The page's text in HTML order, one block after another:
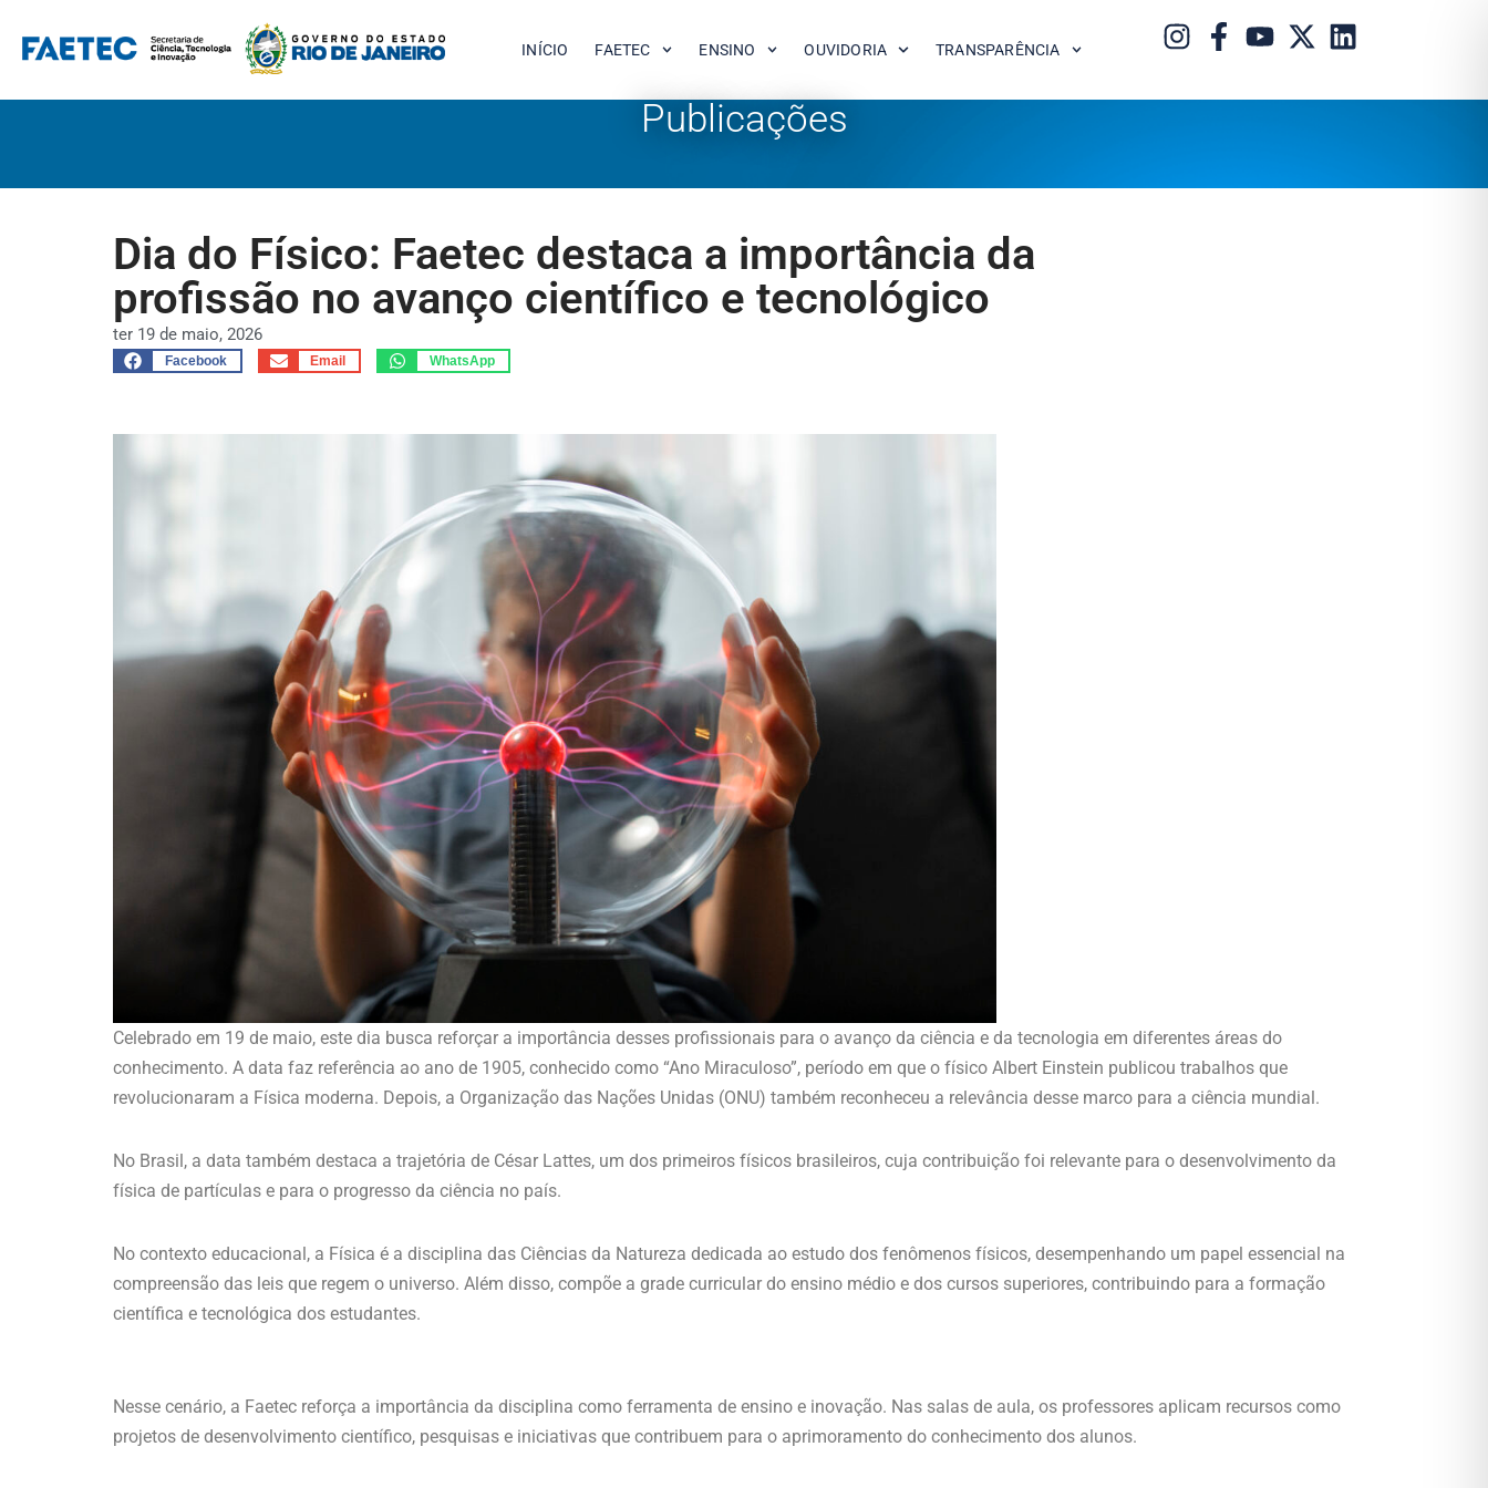
Pular
INÍCIO FAETEC ENSINO OUVIDORIA TRANSPARÊNCIA
Publicações
Dia do Físico: Faetec destaca a importância da
profissão no avanço científico e tecnológico
ter 19 de maio, 2026
Facebook Email WhatsApp
Celebrado em 19 de maio, este dia busca reforçar a importância desses profissionais para o avanço da ciência e da tecnologia em diferentes áreas do
conhecimento. A data faz referência ao ano de 1905, conhecido como “Ano Miraculoso”, período em que o físico Albert Einstein publicou trabalhos que
revolucionaram a Física moderna. Depois, a Organização das Nações Unidas (ONU) também reconheceu a relevância desse marco para a ciência mundial.
No Brasil, a data também destaca a trajetória de César Lattes, um dos primeiros físicos brasileiros, cuja contribuição foi relevante para o desenvolvimento da
física de partículas e para o progresso da ciência no país.
No contexto educacional, a Física é a disciplina das Ciências da Natureza dedicada ao estudo dos fenômenos físicos, desempenhando um papel essencial na
compreensão das leis que regem o universo. Além disso, compõe a grade curricular do ensino médio e dos cursos superiores, contribuindo para a formação
científica e tecnológica dos estudantes.
Nesse cenário, a Faetec reforça a importância da disciplina como ferramenta de ensino e inovação. Nas salas de aula, os professores aplicam recursos como
projetos de desenvolvimento científico, pesquisas e iniciativas que contribuem para o aprimoramento do conhecimento dos alunos.